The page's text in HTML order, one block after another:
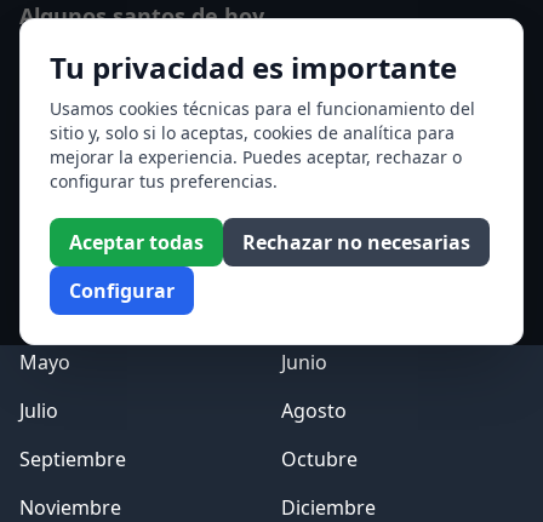
Tu privacidad es importante
Usamos cookies técnicas para el funcionamiento del
sitio y, solo si lo aceptas, cookies de analítica para
mejorar la experiencia. Puedes aceptar, rechazar o
configurar tus preferencias.
Aceptar todas
Rechazar no necesarias
Configurar
Algunos santos de hoy
San Cayetano de Thiene
San Sixto II papa
Ver todos los santos de hoy
Acceso a los Meses
Enero
Febrero
Marzo
Mayo
Junio
Julio
Agosto
Septiembre
Octubre
Noviembre
Diciembre